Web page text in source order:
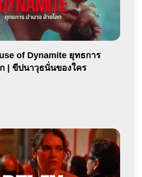
of Dynamite ยุทธการ
| ขีปนาวุธนั่นของใคร